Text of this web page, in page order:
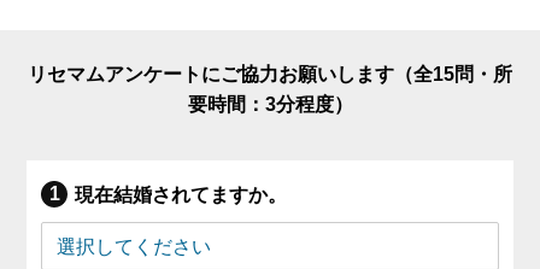
リセマムアンケートにご協力お願いします（全15問・所
要時間：3分程度）
現在結婚されてますか。